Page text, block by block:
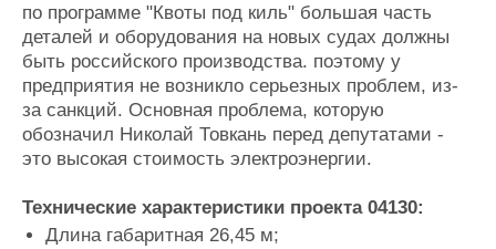
по программе "Квоты под киль" большая часть
деталей и оборудования на новых судах должны
быть российского производства. поэтому у
предприятия не возникло серьезных проблем, из-
за санкций. Основная проблема, которую
обозначил Николай Товкань перед депутатами -
это высокая стоимость электроэнергии.
Технические характеристики проекта 04130:
Длина габаритная 26,45 м;